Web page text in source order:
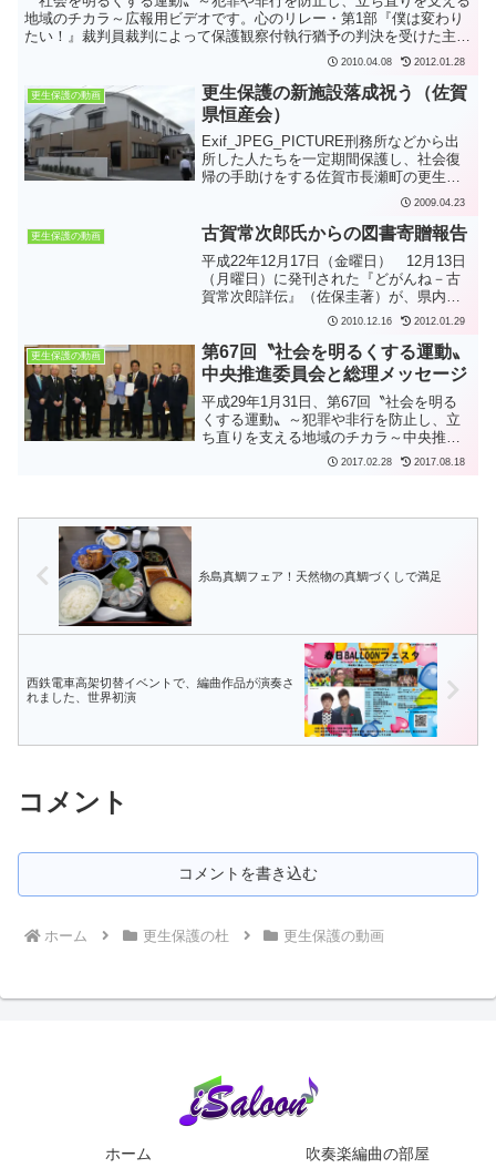
地域のチカラ～広報用ビデオです。心のリレー・第1部『僕は変わり
たい！』裁判員裁判によって保護観察付執行猶予の判決を受けた主人
公は、仕事を探してもなかなか見つからず、ようやく新聞販...
2010.04.08 2012.01.28
更生保護の動画
更生保護の新施設落成祝う（佐賀
県恒産会）
Exif_JPEG_PICTURE刑務所などから出
所した人たちを一定期間保護し、社会復
帰の手助けをする佐賀市長瀬町の更生保
護施設「佐賀県恒産会」（古賀常次郎理
事長）の新築落成式が4月22日、佐賀市の
ホテルニューオータニ佐賀であり、古川
康知事...
2009.04.23
更生保護の動画 古賀常次郎氏からの図書寄贈報告
平成22年12月17日（金曜日） 12月13日
（月曜日）に発刊された『どがんね－古
賀常次郎詳伝』（佐保圭著）が、県内の
小学校、中学校、高校に寄贈されること
になりました。この本に描かれている古
賀常­次郎さんは、私財を投じた更生保護
活動に長年取...
2010.12.16 2012.01.29
更生保護の動画
第67回〝社会を明るくする運動〟
中央推進委員会と総理メッセージ
平成29年1月31日、第67回〝社会を明る
くする運動〟～犯罪や非行を防止し、立
ち直りを支える地域のチカラ～中央推進
委員会会議が開催されました。〔法務
2017.02.28 2017.08.18
糸島真鯛フェア！天然物の真鯛づくしで満足
西鉄電車高架切替イベントで、編曲作品が演奏さ
れました、世界初演
コメント
コメントを書き込む
ホーム 更生保護の杜 更生保護の動画
ホーム 吹奏楽編曲の部屋